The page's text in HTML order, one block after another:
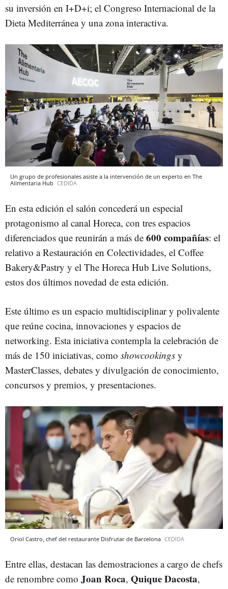
su inversión en I+D+i; el Congreso Internacional de la
Dieta Mediterránea y una zona interactiva.
Un grupo de profesionales asiste a la intervención de un experto en The
Alimentaria Hub CEDIDA
En esta edición el salón concederá un especial
protagonismo al canal Horeca, con tres espacios
diferenciados que reunirán a más de 600 compañías: el
relativo a Restauración en Colectividades, el Coffee
Bakery&Pastry y el The Horeca Hub Live Solutions,
estos dos últimos novedad de esta edición.
Este último es un espacio multidisciplinar y polivalente
que reúne cocina, innovaciones y espacios de
networking. Esta iniciativa contempla la celebración de
más de 150 iniciativas, como showcookings y
MasterClasses, debates y divulgación de conocimiento,
concursos y premios, y presentaciones.
Oriol Castro, chef del restaurante Disfrutar de Barcelona CEDIDA
Entre ellas, destacan las demostraciones a cargo de chefs
de renombre como Joan Roca, Quique Dacosta,